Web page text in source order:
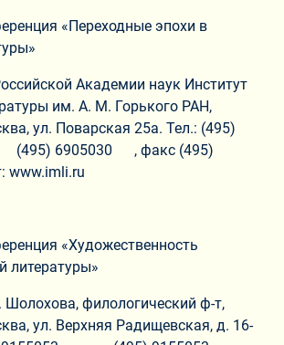
«Переходные эпохи в
Академии наук Институт
им. А. М. Горького РАН,
ул. Поварская 25а. Тел.: (495)
6905030 , факс (495)
www.imli.ru
«Художественность
литературы»
филологический ф-т,
ул. Верхняя Радищевская, д. 16-